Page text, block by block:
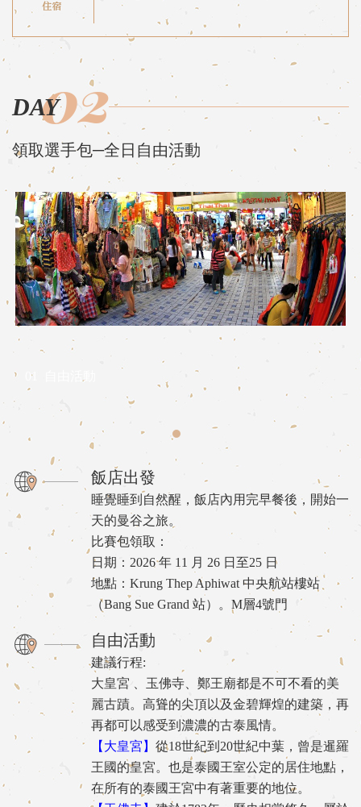
DAY02
領取選手包─全日自由活動
01
飯店出發
睡覺睡到自然醒，飯店內用完早餐後，開始一
天的曼谷之旅。
比賽包領取：
日期：2026 年 11 月 26 日至25 日
地點：Krung Thep Aphiwat 中央航站樓站
（Bang Sue Grand 站）。M層4號門
自由活動
建議行程:
大皇宮 、玉佛寺、鄭王廟都是不可不看的美
麗古蹟。高聳的尖頂以及金碧輝煌的建築，再
再都可以感受到濃濃的古泰風情。
【大皇宮】 從18世紀到20世紀中葉，曾是暹羅
王國的皇宮。也是泰國王室公定的居住地點，
在所有的泰國王宮中有著重要的地位。